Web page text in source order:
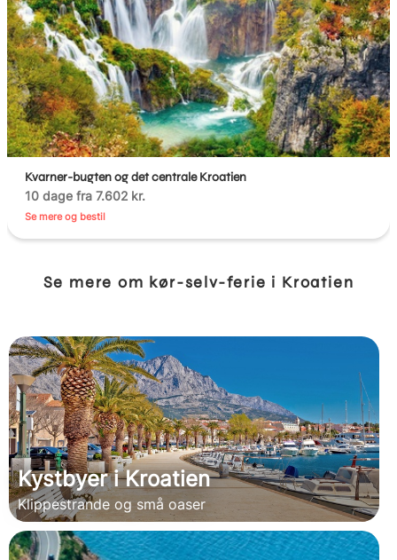
Kvarner-bugten og det centrale Kroatien
10 dage fra 7.602 kr.
Se mere og bestil
Se mere om kør-selv-ferie i Kroatien
Kystbyer i Kroatien
Klippestrande og små oaser